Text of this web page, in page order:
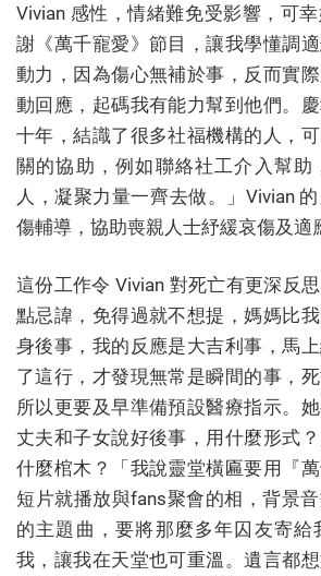
Vivian 感性，情緒難免受影響，可
謝《萬千寵愛》節目，讓我學懂調
動力，因為傷心無補於事，反而實
動回應，起碼我有能力幫到他們。
十年，結識了很多社福機構的人，
關的協助，例如聯絡社工介入幫助
人，凝聚力量一齊去做。」Vivian
傷輔導，協助喪親人士紓緩哀傷及適
這份工作令 Vivian 對死亡有更深反
點忌諱，免得過就不想提，媽媽比
身後事，我的反應是大吉利事，馬
了這行，才發現無常是瞬間的事，
所以更要及早準備預設醫療指示。
丈夫和子女說好後事，用什麼形式
什麼棺木？「我說靈堂橫匾要用『
短片就播放與fans聚會的相，背景音
的主題曲，要將那麼多年囚友寄給
我，讓我在天堂也可重溫。遺言都